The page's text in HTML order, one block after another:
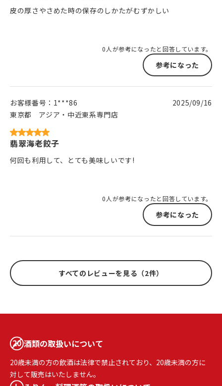
皮の厚さやさめた時の保存のしかたがむずかしい
0人が参考になったと回答しています。
参考になった
お客様番号： 1***86
東京都
アジア・中近東系専門店
2025/09/16
翡翠海老餃子
何回も利用して、とても美味しいです!
0人が参考になったと回答しています。
参考になった
すべてのレビューを見る（2件）
酒類の取扱いについて
20歳未満の方の飲酒は法律で禁止されており、20歳未満の方に
対して販売はいたしません。